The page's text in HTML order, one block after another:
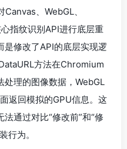
、WebGL、
指纹识别API进行底层重
是修改了API的底层实现逻
方法在Chromium
处理的图像数据，WebGL
返回模拟的GPU信息。这
通过对比“修改前”和“修
行为。